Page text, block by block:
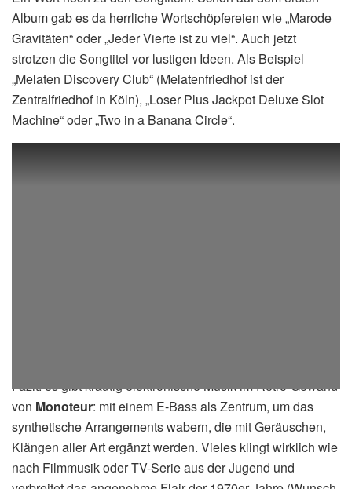
Album gab es da herrliche Wortschöpfereien wie „Marode
Gravitäten“ oder „Jeder Vierte ist zu viel“. Auch jetzt
strotzen die Songtitel vor lustigen Ideen. Als Beispiel
„Melaten Discovery Club“ (Melatenfriedhof ist der
Zentralfriedhof in Köln), „Loser Plus Jackpot Deluxe Slot
Machine“ oder „Two in a Banana Circle“.
Fazit: es gibt krautig elektronische Musik im Retro-Gewand
von Monoteur: mit einem E-Bass als Zentrum, um das
synthetische Arrangements wabern, die mit Geräuschen,
Klängen aller Art ergänzt werden. Vieles klingt wirklich wie
nach Filmmusik oder TV-Serie aus der Jugend und